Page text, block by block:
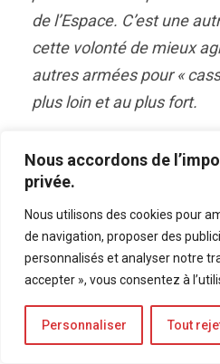
Nous accordons de
privée.
Nous utilisons des cookies pour
de navigation, proposer des
personnalisés et analyser notre
accepter », vous consentez à
Personnaliser Tout
de l’Espace. C’est une
cette volonté de mieux
autres armées pour «
plus loin et au plus fort.
La question de l’adhésion
Finlande se joue pour
l’OTAN et non du corps
sont plutôt orientés vers
encore de contacts
nous participons à des
a peu, le CRR-Fr
un séminaire annuel lors